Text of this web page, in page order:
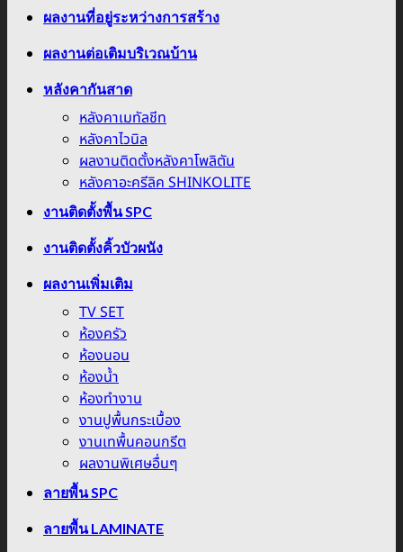
ผลงานที่อยู่ระหว่างการสร้าง
ผลงานต่อเติมบริเวณบ้าน
หลังคากันสาด
หลังคาเมทัลชีท
หลังคาไวนิล
ผลงานติดตั้งหลังคาโพลิตัน
หลังคาอะครีลิค SHINKOLITE
งานติดตั้งพื้น SPC
งานติดตั้งคิ้วบัวผนัง
ผลงานเพิ่มเติม
TV SET
ห้องครัว
ห้องนอน
ห้องน้ำ
ห้องทำงาน
งานปูพื้นกระเบื้อง
งานเทพื้นคอนกรีต
ผลงานพิเศษอื่นๆ
ลายพื้น SPC
ลายพื้น LAMINATE